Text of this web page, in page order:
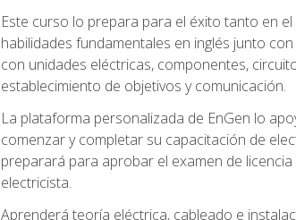
Este curso lo prepara para el éxito tanto en
habilidades fundamentales en inglés junto
con unidades eléctricas, componentes,
establecimiento de objetivos y comunicación.
La plataforma personalizada de EnGen lo
comenzar y completar su capacitación de
preparará para aprobar el examen de
electricista.
Aprenderá teoría eléctrica, cableado e